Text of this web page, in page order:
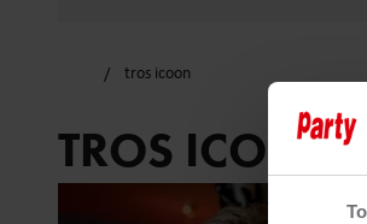
tros icoon
TROS ICOON